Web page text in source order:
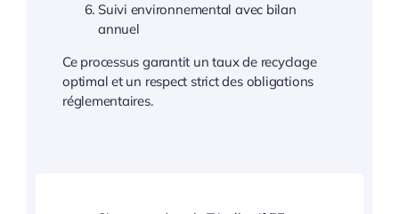
Suivi environnemental avec bilan
annuel
Ce processus garantit un taux de recyclage
optimal et un respect strict des obligations
réglementaires.